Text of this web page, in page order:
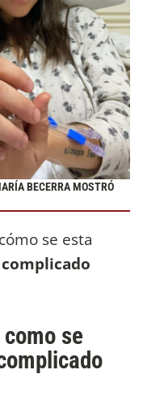
BECERRA MOSTRÓ
se esta
complicado
se